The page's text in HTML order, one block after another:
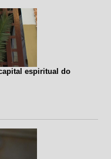
espiritual do